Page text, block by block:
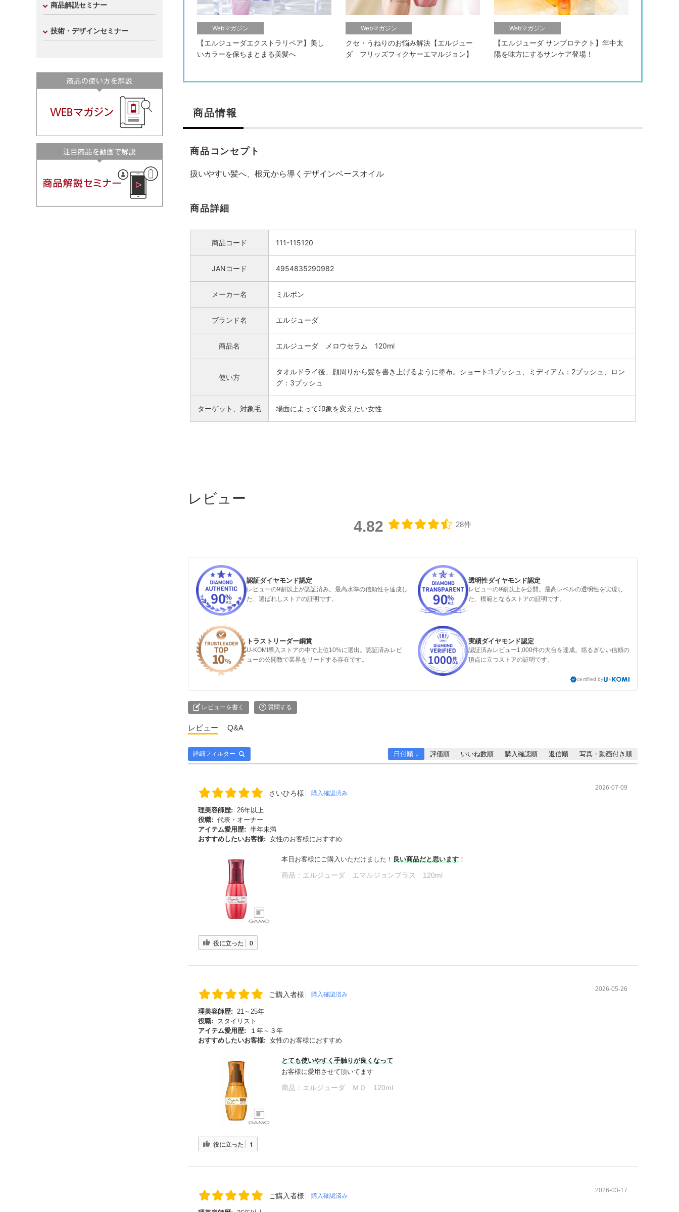
Webマガジン
【エルジューダエクストラリペア】美し
いカラーを保ちまとまる美髪へ
Webマガジン
クセ・うねりのお悩み解決【エルジュー
ダ フリッズフィクサーエマルジョン】
Webマガジン
【エルジューダ サンプロテクト】年中太
陽を味方にするサンケア登場！
商品情報
商品コンセプト
扱いやすい髪へ、根元から導くデザインベースオイル
商品詳細
商品コード 111-115120
JANコード 4954835290982
メーカー名 ミルボン
ブランド名 エルジューダ
商品名 エルジューダ メロウセラム 120ml
使い方
タオルドライ後、顔周りから髪を書き上げるように塗布。ショート:1プッシュ、ミディアム：2プッシュ、ロン
グ：3プッシュ
ターゲット、対象毛 場面によって印象を変えたい女性
レビュー
4.82 28件
認証ダイヤモンド認定
レビューの9割以上が認証済み。最高水準の信頼性を達成し
た、選ばれしストアの証明です。
透明性ダイヤモンド認定
レビューの9割以上を公開。最高レベルの透明性を実現し
た、模範となるストアの証明です。
トラストリーダー銅賞
U-KOMI導入ストアの中で上位10%に選出。認証済みレビ
ューの公開数で業界をリードする存在です。
実績ダイヤモンド認定
認証済みレビュー1,000件の大台を達成。揺るぎない信頼の
頂点に立つストアの証明です。
certified by
レビューを書く 質問する
レビュー Q&A
詳細フィルター 日付順 ↓ 評価順 いいね数順 購入確認順 返信順 写真・動画付き順
さいひろ様 購入確認済み
2026-07-09
理美容師歴:
26年以上
役職: 代表・オーナー
アイテム愛用歴: 半年未満
おすすめしたいお客様: 女性のお客様におすすめ
本日お客様にご購入いただけました！ 良い商品だと思います ！
商品： エルジューダ エマルジョンプラス 120ml
役に立った 0
ご購入者様 購入確認済み
2026-05-26
理美容師歴:
21～25年
役職:
スタイリスト
アイテム愛用歴:
１年～３年
おすすめしたいお客様: 女性のお客様におすすめ
とても使いやすく手触りが良くなって
お客様に愛用させて頂いてます
商品： エルジューダ ＭＯ 120ml
役に立った 1
ご購入者様 購入確認済み
2026-03-17
商品解説セミナー
技術・デザインセミナー